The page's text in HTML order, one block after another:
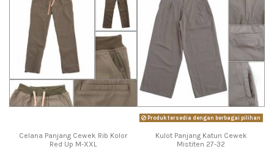
Celana Panjang Cewek Rib Kolor
Red Up M-XXL
Produk tersedia dengan berbagai pilihan
Kulot Panjang Katun Cewek
Mistiten 27-32